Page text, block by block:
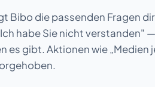
Bibo die passenden Fragen
habe Sie nicht verstanden"
es gibt. Aktionen wie „Medien